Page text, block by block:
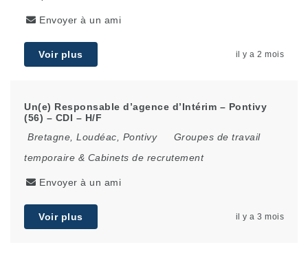
Envoyer à un ami
Voir plus il y a 2 mois
Un(e) Responsable d’agence d’Intérim – Pontivy
(56) – CDI – H/F
Bretagne Loudéac Pontivy
Groupes de travail
temporaire & Cabinets de recrutement
Envoyer à un ami
Voir plus il y a 3 mois